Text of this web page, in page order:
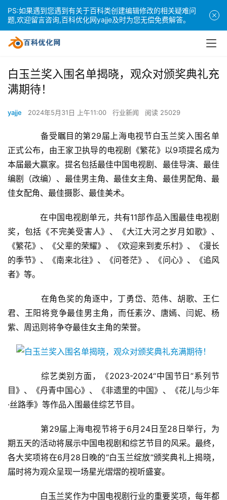
白玉兰奖入围名单揭晓，观众对颁奖典礼充
满期待！
yajje 2024年5月31日 上午11:00 行业新闻 阅读 25029
备受瞩目的第29届上海电视节白玉兰奖入围名单
正式公布，由王家卫执导的电视剧《繁花》以9项提名成为
本届最大赢家。提名包括最佳中国电视剧、最佳导演、最佳
编剧（改编）、最佳男主角、最佳女主角、最佳男配角、最
佳女配角、最佳摄影、最佳美术。
在中国电视剧单元，共有11部作品入围最佳电视剧
奖，包括《不完美受害人》、《大江大河之岁月如歌》、
《繁花》、《父辈的荣耀》、《欢迎来到麦乐村》、《漫长
的季节》、《南来北往》、《问苍茫》、《问心》、《追风
者》等。
在角色奖的角逐中，丁勇岱、范伟、胡歌、王仁
君、王阳将竞争最佳男主角，而任素汐、唐嫣、闫妮、杨
紫、周迅则将争夺最佳女主角的荣誉。
综艺类别方面，《2023-2024“中国节日”系列节
目》、《丹青中国心》、《非遗里的中国》、《花儿与少年
·丝路季》等作品入围最佳综艺节目。
第29届上海电视节将于6月24日至28日举行，为
期五天的活动将展示中国电视剧和综艺节目的风采。最终，
各大奖项将在6月28日晚的“白玉兰绽放”颁奖典礼上揭晓，
届时将为观众呈现一场星光熠熠的视听盛宴。
白玉兰奖作为中国电视剧行业的重要奖项，每年都
PS:如果遇到您遇到有关于百科类创建编辑修改的相关疑难问
题,欢迎留言咨询,百科优化网yajje及时为您无偿免费解答。